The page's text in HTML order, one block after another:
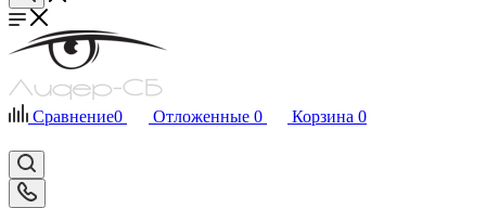
Сравнение0 Отложенные 0 Корзина 0